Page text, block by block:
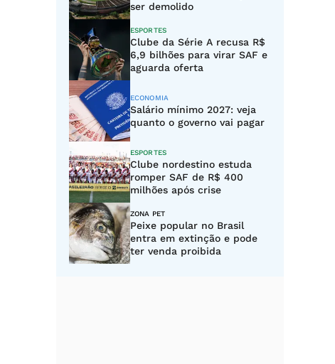
ser demolido
ESPORTES
Clube da Série A recusa R$
6,9 bilhões para virar SAF e
aguarda oferta
ECONOMIA
Salário mínimo 2027: veja
quanto o governo vai pagar
ESPORTES
Clube nordestino estuda
romper SAF de R$ 400
milhões após crise
ZONA PET
Peixe popular no Brasil
entra em extinção e pode
ter venda proibida